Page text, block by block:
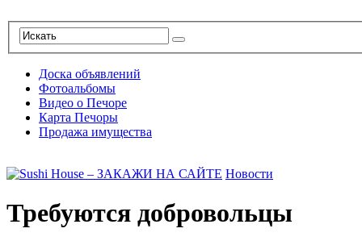
Доска объявлений
Фотоальбомы
Видео о Печоре
Карта Печоры
Продажа имущества
Новости
Требуются добровольцы